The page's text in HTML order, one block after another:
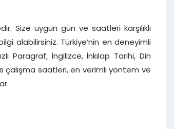
Size uygun gün ve saatleri karşılıklı
alabilirsiniz. Türkiye’nin en deneyimli
Paragraf, İngilizce, İnkılap Tarihi, Din
çalışma saatleri, en verimli yöntem ve